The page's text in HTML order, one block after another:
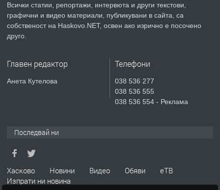
преди 5 дни
ПРЕДЛАГА
Продавам парцел в гр. Хасково кв.
СГЛОБЯВАНЕ НА МЕБЕЛИ.
апартамент под наем в кв.
Училищни, гр. Хасково.
Всички статии, репортажи, интервюта и други текстови,
графични и видео материали, публикувани в сайта, са
собственост на Haskovo.NET, освен ако изрично е посочено
друго.
Главен редактор
Анета Кутелова
Телефони
038 536 277
038 536 555
038 536 554 - Реклама
Последвай ни
Хасково Новини Видео Обяви
еТВ
Изпрати ни новина